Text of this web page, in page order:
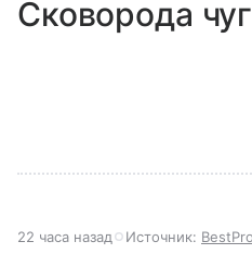
Сковорода
22 часа назад Источник: